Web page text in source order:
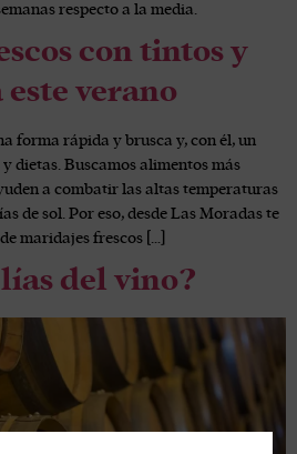
respecto a la media.
con tintos y
verano
forma rápida y brusca y, con él, un
dietas. Buscamos alimentos más
a combatir las altas temperaturas
de sol. Por eso, desde Las Moradas te
maridajes frescos […]
lías del vino?